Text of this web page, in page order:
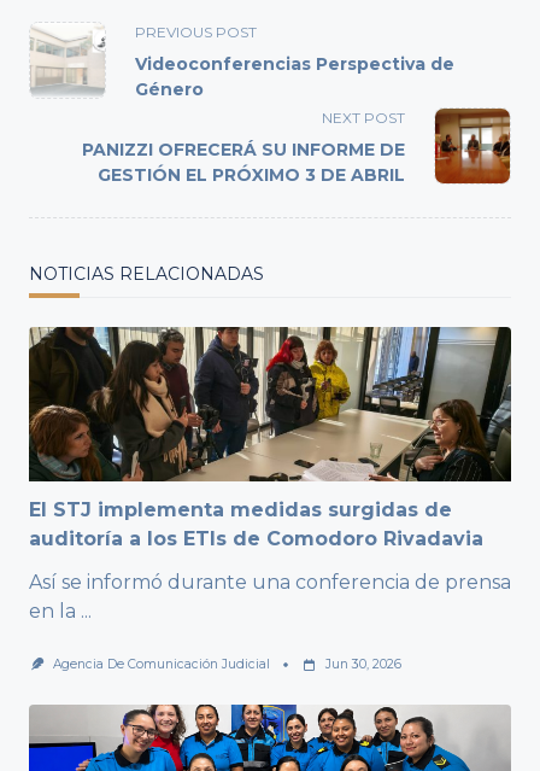
<span
class="nav-
subtitle
reader-
text">Page</span>
PREVIOUS POST
Videoconferencias Perspectiva de
Género
NEXT POST
PANIZZI OFRECERÁ SU INFORME DE
GESTIÓN EL PRÓXIMO 3 DE ABRIL
NOTICIAS RELACIONADAS
El STJ implementa medidas surgidas de
auditoría a los ETIs de Comodoro Rivadavia
Así se informó durante una conferencia de prensa
en la ...
Agencia De Comunicación Judicial Jun 30, 2026